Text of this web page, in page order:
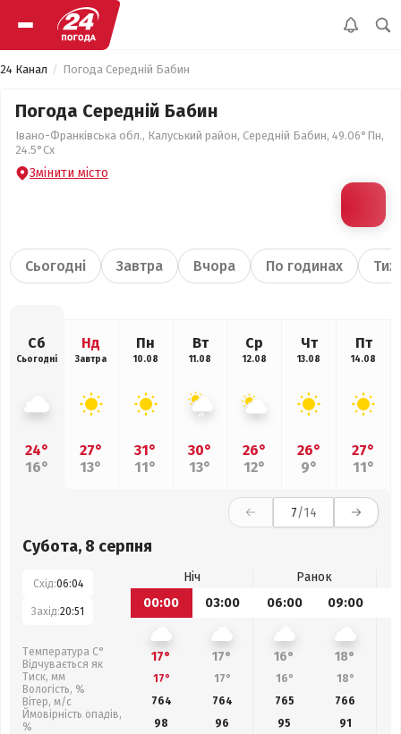
24 Канал Погода Середній Бабин
Погода Середній Бабин
Івано-Франківська обл., Калуський район, Середній Бабин, 49.06°Пн,
24.5°Сх
Змінити місто
Сьогодні Завтра Вчора По годинах
Сб
Сьогодні
24°
16°
Нд
Завтра
27°
13°
Пн
10.08
31°
11°
Вт
11.08
30°
13°
Ср
12.08
26°
12°
Чт
13.08
26°
9°
Пт
14.08
27°
11°
7/14
Субота, 8 серпня
Схід:06:04
Захід:20:51
Температура С°
Відчувається як
Тиск, мм
Вологість, %
Вітер, м/с
Ймовірність опадів,
%
Ніч
Ранок
00:00
03:00 06:00 09:00
17° 17° 16° 18°
17° 17° 16° 18°
764
764 765 766
98
96 95 91